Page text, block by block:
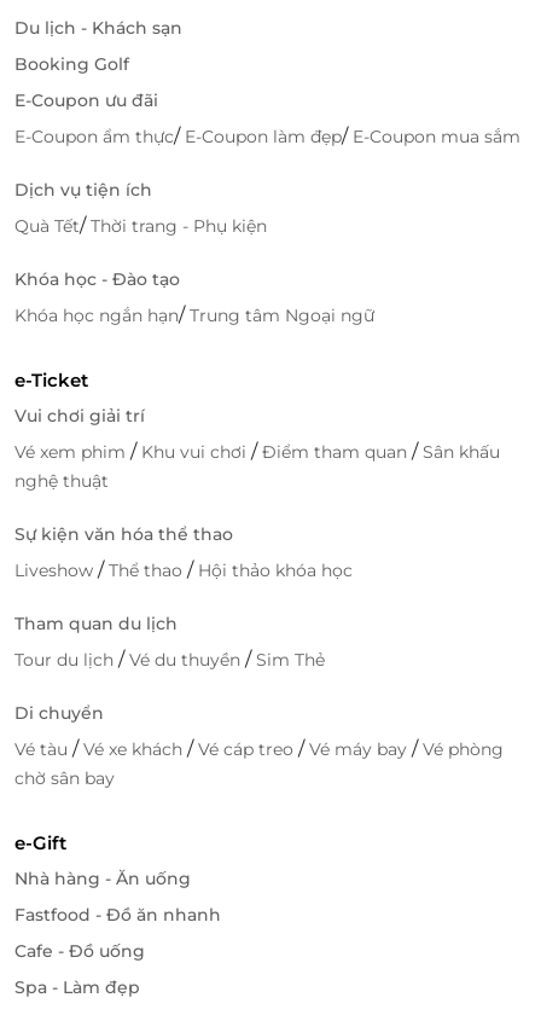
Hải Phòng
Đường Hồ Sen - Cầu Rào 2, Kênh Dương, Lê Chân,
TP Hải Phòng
Đồng Tháp
Đồng Tháp, Đường 30 tháng 4, phường 1, thành phố
Cao Lãnh, Đồng Tháp
Lô L3-04-06 tầng 3 TTTM VC Vĩnh Long, 55 Phạm
Thái Bường, phường 4, Vĩnh Long
Du lịch - Khách sạn
Booking Golf
E-Coupon ưu đãi
E-Coupon ẩm thực/ E-Coupon làm đẹp/ E-Coupon mua sắm
Dịch vụ tiện ích
Quà Tết/Thời trang - Phụ kiện
Khóa học - Đào tạo
Khóa học ngắn hạn/Trung tâm Ngoại ngữ
e-Ticket
Vui chơi giải trí
Vé xem phim / Khu vui chơi /Điểm tham quan /Sân khấu
nghệ thuật
Sự kiện văn hóa thể thao
Liveshow /Thể thao / Hội thảo khóa học
Tham quan du lịch
Tour du lịch /Vé du thuyền /Sim Thẻ
Di chuyển
Vé tàu /Vé xe khách /Vé cáp treo /Vé máy bay /Vé phòng
chờ sân bay
e-Gift
Nhà hàng - Ăn uống
Fastfood - Đồ ăn nhanh
Cafe - Đồ uống
Spa - Làm đẹp